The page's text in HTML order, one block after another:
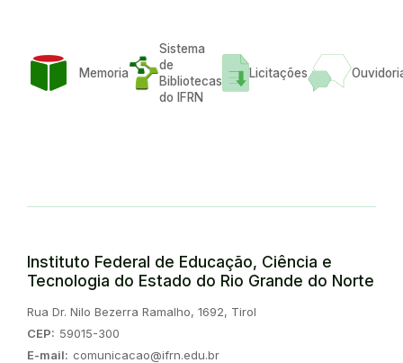
Memoria
Sistema
de
Bibliotecas
do IFRN
Licitações
Instituto Federal de Educação, Ciência e
Tecnologia do Estado do Rio Grande do Norte
Endereço:
Rua Dr. Nilo Bezerra Ramalho, 1692, Tirol
CEP: 59015-300
E-mail: comunicacao@ifrn.edu.br